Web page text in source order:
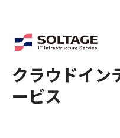
クラウドイン
ービス